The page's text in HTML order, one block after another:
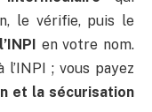
le vérifie, puis le
en votre nom.
; vous payez
et la sécurisation